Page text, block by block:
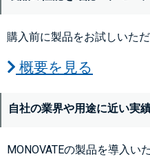
購入前に製品をお試しいた
概要を見る
自社の業界や用途に近い実
MONOVATEの製品を導入